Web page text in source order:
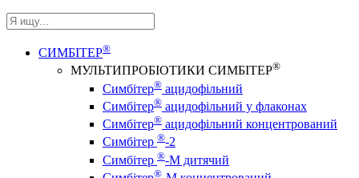
СИМБІТЕР®
МУЛЬТИПРОБІОТИКИ СИМБІТЕР®
Симбітер® ацидофільний
Симбітер® ацидофільний у флаконах
Симбітер® ацидофільний концентрований
Симбітер ®-2
Симбітер ®-М дитячий
®